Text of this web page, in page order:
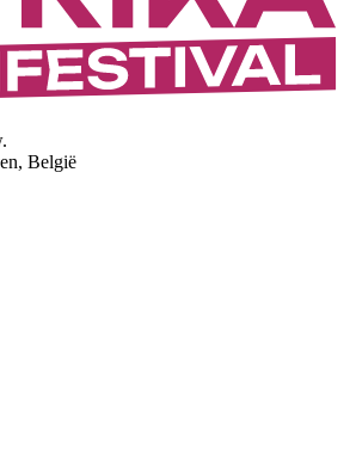
België